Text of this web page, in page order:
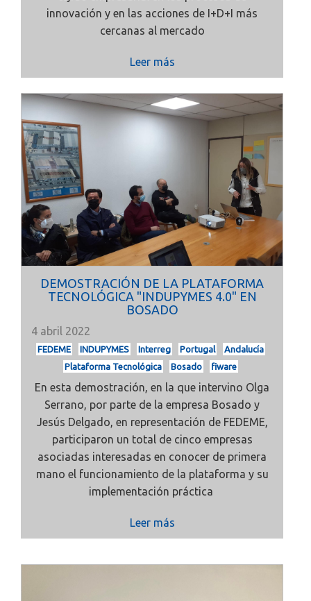
innovación y en las acciones de I+D+I más
cercanas al mercado
Leer más
DEMOSTRACIÓN DE LA PLATAFORMA
TECNOLÓGICA "INDUPYMES 4.0" EN
BOSADO
4 abril 2022
FEDEME INDUPYMES Interreg Portugal
Andalucía
Plataforma Tecnológica
Bosado fiware
En esta demostración, en la que intervino Olga
Serrano, por parte de la empresa Bosado y
Jesús Delgado, en representación de FEDEME,
participaron un total de cinco empresas
asociadas interesadas en conocer de primera
mano el funcionamiento de la plataforma y su
implementación práctica
Leer más